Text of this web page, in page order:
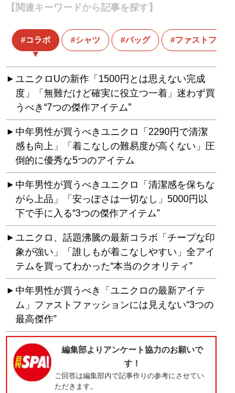
【関連キーワードから記事を探す】
コラボ シャツ バッグ ファストファッ
ユニクロUの新作「1500円とは思えない完成
度」「無難だけど確実に役立つ一着」迷わず買
うべき“7つの傑作アイテム”
中年男性が買うべきユニクロ「2290円で清潔
感も向上」「着こなしの難易度が高くない」圧
倒的に優秀な5つのアイテム
中年男性が買うべきユニクロ「清潔感を保ちな
がら上品」「安っぽさは一切なし」5000円以
下で手に入る“3つの傑作アイテム”
ユニクロ、話題沸騰の最新コラボ「チープな印
象が強い」「誰しもが着こなしやすい」全アイ
テムを買ってわかった“本当のクオリティ”
中年男性が買うべき「ユニクロの最新アイテ
ム」ファストファッションには見えない“3つの
最高傑作”